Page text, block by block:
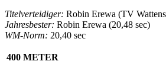
Titelverteidiger: Robin Erewa (TV
Jahresbester: Robin Erewa (20,48 sec)
WM-Norm: 20,40 sec
400 METER